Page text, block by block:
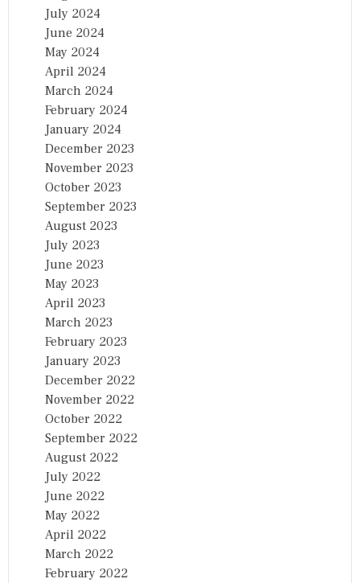
July 2024
June 2024
May 2024
April 2024
March 2024
February 2024
January 2024
December 2023
November 2023
October 2023
September 2023
August 2023
July 2023
June 2023
May 2023
April 2023
March 2023
February 2023
January 2023
December 2022
November 2022
October 2022
September 2022
August 2022
July 2022
June 2022
May 2022
April 2022
March 2022
February 2022